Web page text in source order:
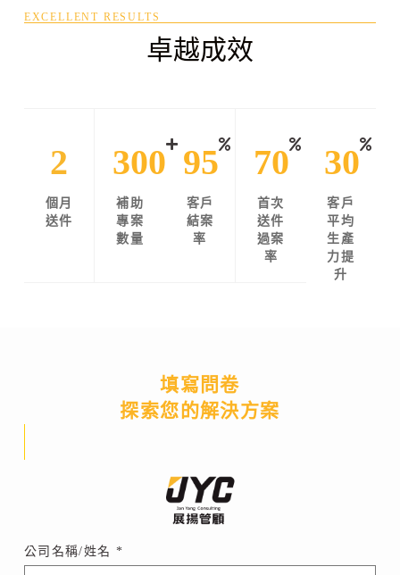
EXCELLENT RESULTS
卓越成效
2
個月
送件
300
補助
專案
數量
95
客戶
結案
率
70
首次
送件
過案
率
30
客戶
平均
生產
力提
升
填寫問卷
探索您的解決方案
公司名稱/姓名*